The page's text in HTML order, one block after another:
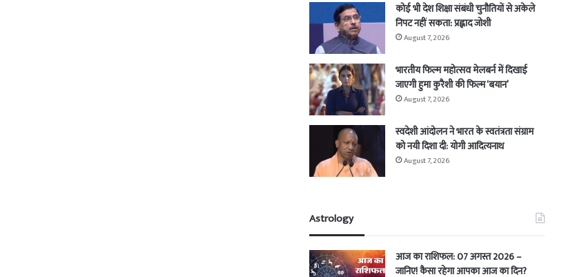
कोई भी देश शिक्षा संबंधी चुनौतियों से अकेले
निपट नहीं सकता: प्रह्लाद जोशी
August 7, 2026
भारतीय फिल्म महोत्सव मेलबर्न में दिखाई
जाएगी हुमा कुरैशी की फिल्म ‘बयान’
August 7, 2026
स्वदेशी आंदोलन ने भारत के स्वतंत्रता संग्राम
को नयी दिशा दी: योगी आदित्यनाथ
August 7, 2026
Astrology
आज का राशिफल: 07 अगस्त 2026 –
जानिए! कैसा रहेगा आपका आज का दिन?